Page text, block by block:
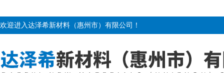
欢迎进入达泽希新材料（惠州市）有限公司！